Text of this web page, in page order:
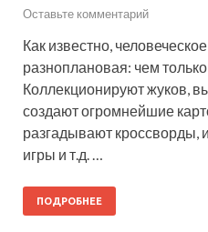
Оставьте комментарий
Как известно,
разноплановая: чем
Коллекционируют жуков,
создают огромнейшие
разгадывают кроссворды,
игры и т.д. …
ПОДРОБНЕЕ